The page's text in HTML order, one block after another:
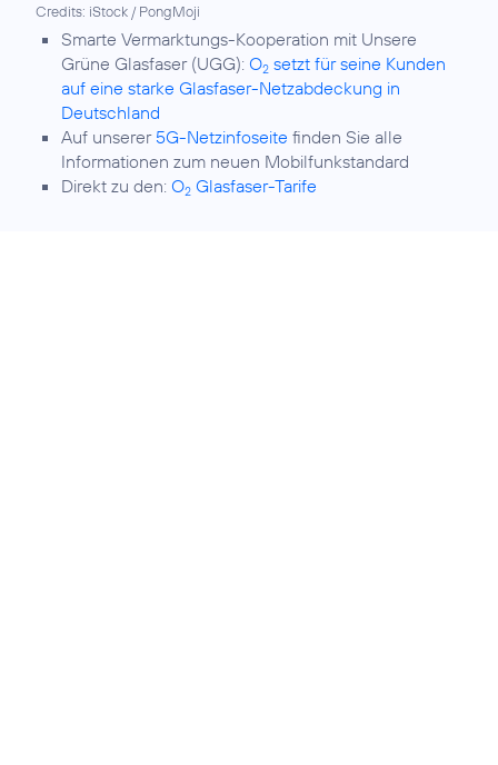
Credits: iStock / PongMoji
Smarte Vermarktungs-Kooperation mit Unsere
Grüne Glasfaser (UGG): O2 setzt für seine Kunden
auf eine starke Glasfaser-Netzabdeckung in
Deutschland
Auf unserer 5G-Netzinfoseite finden Sie alle
Informationen zum neuen Mobilfunkstandard
Direkt zu den: O2 Glasfaser-Tarife